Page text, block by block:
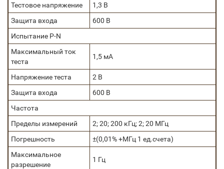
Тестовое напряжение
1,3 В
Защита входа
600 В
Испытание P-N
Максимальный ток
теста
1,5 мА
Напряжение теста
2 В
Защита входа
600 В
Частота
Пределы измерений
2; 20; 200 кГц; 2; 20 МГц
Погрешность
±(0,01% +МГц 1 ед.счета)
Максимальное
разрешение
1 Гц